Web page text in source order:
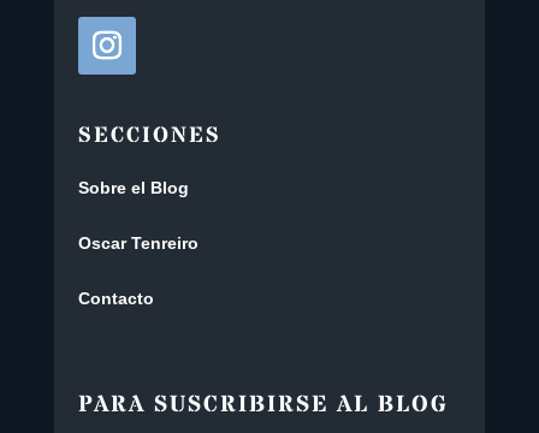
SECCIONES
Sobre el Blog
Oscar Tenreiro
Contacto
PARA SUSCRIBIRSE AL BLOG